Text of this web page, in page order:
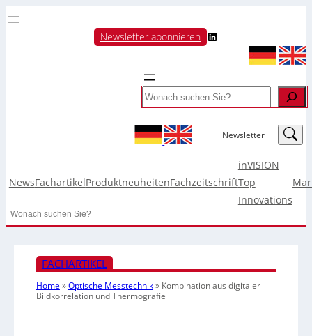
Newsletter abonnieren LinkedIn
Search
Newsletter LinkedIn
NewsFachartikelProduktneuheitenFachzeitschrift
inVISION
Top
Innovations
Search
FACHARTIKEL
Home »Optische Messtechnik» Kombination aus digitaler
Bildkorrelation und Thermografie